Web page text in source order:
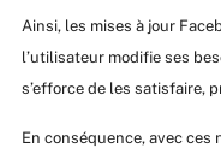
Ainsi, les mises à jour
l’utilisateur modifie ses
s’efforce de les satisfaire,
En conséquence, avec ces